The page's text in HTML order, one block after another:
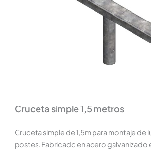
Cruceta simple 1,5 metros
Cruceta simple de 1,5m para montaje de
postes. Fabricado en acero galvanizado